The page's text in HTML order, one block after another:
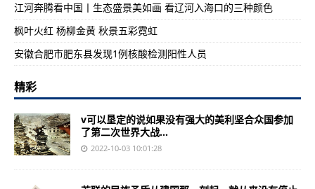
江河奔腾看中国丨生态盛景美如画 看辽河入海口的三种颜色
枫叶火红 杨柳金黄 秋景五彩霓虹
安徽合肥市肥东县发现1例核酸检测阳性人员
精彩
v可以垦定的说如果没有强大的美利坚合众国参加
了第二次世界大战...
2022-10-03 10:01:28